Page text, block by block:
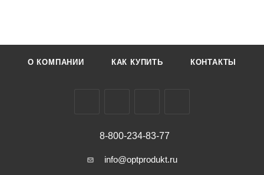
О КОМПАНИИ КАК КУПИТЬ КОНТАКТЫ
8-800-234-83-77
info@optprodukt.ru